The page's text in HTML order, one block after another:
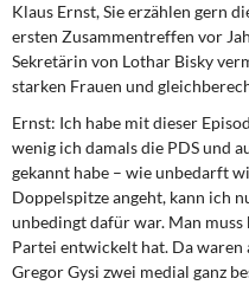
Klaus Ernst, Sie erzählen gern
ersten Zusammentreffen vor
Sekretärin von Lothar Bisky
starken Frauen und
Ernst: Ich habe mit dieser
wenig ich damals die PDS und
gekannt habe – wie unbedarft
Doppelspitze angeht, kann ich
unbedingt dafür war. Man
Partei entwickelt hat. Da
Gregor Gysi zwei medial ganz